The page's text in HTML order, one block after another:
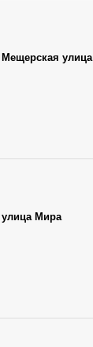
Мещерская улица
улица Мира